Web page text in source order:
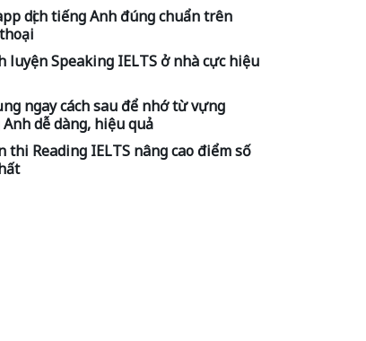
dịch tiếng Anh đúng chuẩn trên
luyện Speaking IELTS ở nhà cực hiệu
ngay cách sau để nhớ từ vựng
dễ dàng, hiệu quả
thi Reading IELTS nâng cao điểm số